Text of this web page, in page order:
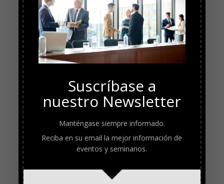
Suscríbase a
nuestro Newsletter
Manténgase siempre informado.
Reciba en su email la mejor información de
eventos y seminarios.